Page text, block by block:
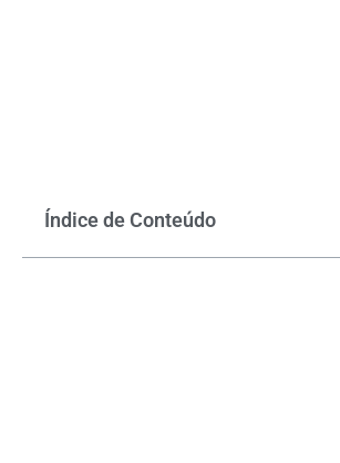
Índice de Conteúdo